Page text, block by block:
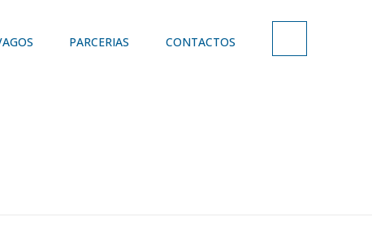
PARCERIAS CONTACTOS